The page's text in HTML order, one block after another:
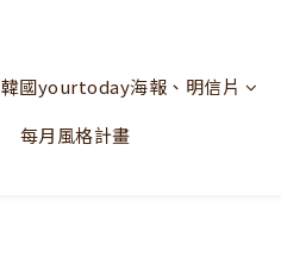
韓國yourtoday海報、明信片
每月風格計畫